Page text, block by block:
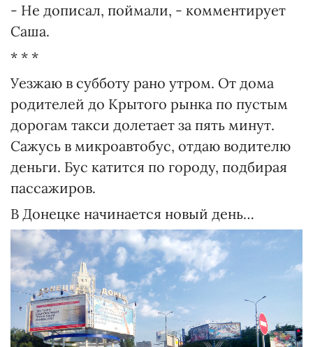
- Не дописал, поймали, - комментирует
Саша.
* * *
Уезжаю в субботу рано утром. От дома
родителей до Крытого рынка по пустым
дорогам такси долетает за пять минут.
Сажусь в микроавтобус, отдаю водителю
деньги. Бус катится по городу, подбирая
пассажиров.
В Донецке начинается новый день…